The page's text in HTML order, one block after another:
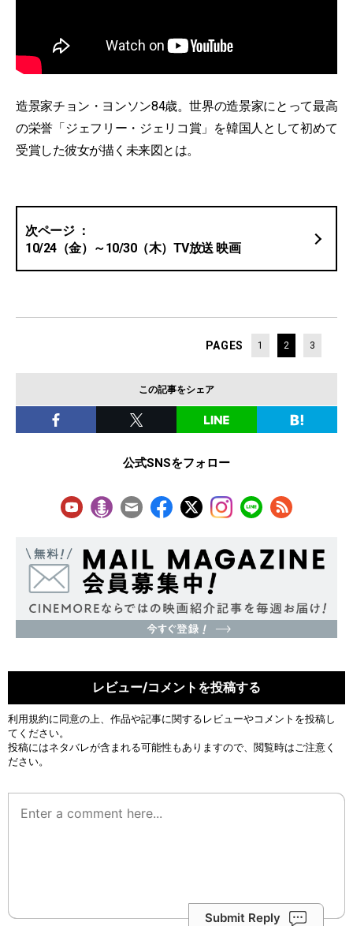
造景家チョン・ヨンソン84歳。世界の造景家にとって最高
の栄誉「ジェフリー・ジェリコ賞」を韓国人として初めて
受賞した彼女が描く未来図とは。
10/24（金）～10/30（木）TV放送 映画
PAGES 1 2 3
この記事をシェア
公式SNSをフォロー
レビュー/コメントを投稿する
利用規約に同意の上、作品や記事に関するレビューやコメントを投稿し
てください。
投稿にはネタバレが含まれる可能性もありますので、閲覧時はご注意く
ださい。
Submit Reply